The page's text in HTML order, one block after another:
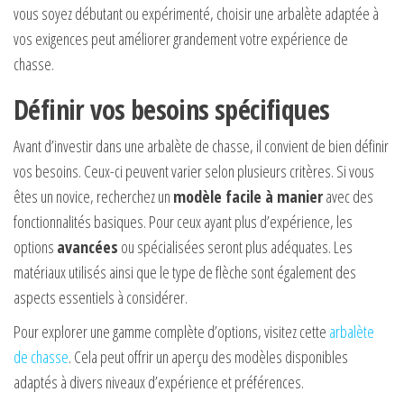
vous soyez débutant ou expérimenté, choisir une arbalète adaptée à
vos exigences peut améliorer grandement votre expérience de
chasse.
Définir vos besoins spécifiques
Avant d’investir dans une arbalète de chasse, il convient de bien définir
vos besoins. Ceux-ci peuvent varier selon plusieurs critères. Si vous
êtes un novice, recherchez un modèle facile à manieravec des
fonctionnalités basiques. Pour ceux ayant plus d’expérience, les
options avancées ou spécialisées seront plus adéquates. Les
matériaux utilisés ainsi que le type de flèche sont également des
aspects essentiels à considérer.
Pour explorer une gamme complète d’options, visitez cette arbalète
de chasse. Cela peut offrir un aperçu des modèles disponibles
adaptés à divers niveaux d’expérience et préférences.